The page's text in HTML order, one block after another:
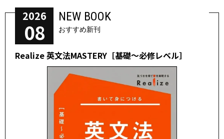
2026
08
NEW BOOK
おすすめ新刊
Realize 英文法MASTERY［基礎～必修レベル］